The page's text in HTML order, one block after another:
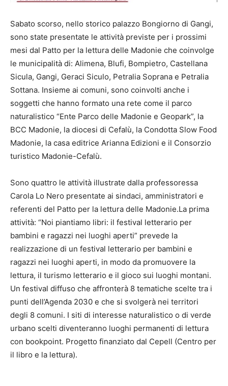
Sabato scorso, nello storico palazzo Bongiorno di Gangi,
sono state presentate le attività previste per i prossimi
mesi dal Patto per la lettura delle Madonie che coinvolge
le municipalità di: Alimena, Blufi, Bompietro, Castellana
Sicula, Gangi, Geraci Siculo, Petralia Soprana e Petralia
Sottana. Insieme ai comuni, sono coinvolti anche i
soggetti che hanno formato una rete come il parco
naturalistico “Ente Parco delle Madonie e Geopark”, la
BCC Madonie, la diocesi di Cefalù, la Condotta Slow Food
Madonie, la casa editrice Arianna Edizioni e il Consorzio
turistico Madonie-Cefalù.
Sono quattro le attività illustrate dalla professoressa
Carola Lo Nero presentate ai sindaci, amministratori e
referenti del Patto per la lettura delle Madonie.La prima
attività: “Noi piantiamo libri: il festival letterario per
bambini e ragazzi nei luoghi aperti” prevede la
realizzazione di un festival letterario per bambini e
ragazzi nei luoghi aperti, in modo da promuovere la
lettura, il turismo letterario e il gioco sui luoghi montani.
Un festival diffuso che affronterà 8 tematiche scelte tra i
punti dell’Agenda 2030 e che si svolgerà nei territori
degli 8 comuni. I siti di interesse naturalistico o di verde
urbano scelti diventeranno luoghi permanenti di lettura
con bookpoint. Progetto finanziato dal Cepell (Centro per
il libro e la lettura).